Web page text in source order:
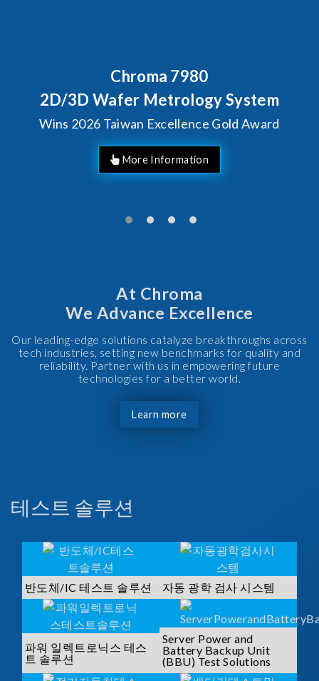
Behind Every Optics
Chroma's Reliability
Solutions for SiPh/PIC
Manufacturing
At Chroma
We Advance Excellence
Our leading-edge solutions catalyze breakthroughs across
tech industries, setting new benchmarks for quality and
reliability. Partner with us in empowering future
technologies for a better world.
Learn more
테스트 솔루션
반도체/IC 테스트 솔루션 자동 광학 검사 시스템
파워 일렉트로닉스 테스
트 솔루션
Server Power and
Battery Backup Unit
(BBU) Test Solutions